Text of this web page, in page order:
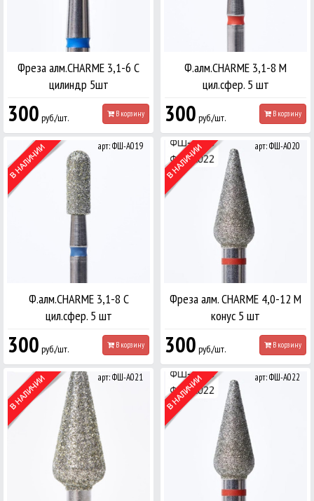
Фреза алм.CHARME 3,1-6 С
цилиндр 5шт
300 руб./шт. В корзину
Ф.алм.CHARME 3,1-8 М
цил.сфер. 5 шт
300 руб./шт. В корзину
арт: ФШ-А019
Ф.алм.CHARME 3,1-8 С
цил.сфер. 5 шт
300 руб./шт. В корзину
арт: ФШ-А020
Фреза алм. CHARME 4,0-12 М
конус 5 шт
300 руб./шт. В корзину
арт: ФШ-А021 арт: ФШ-А022